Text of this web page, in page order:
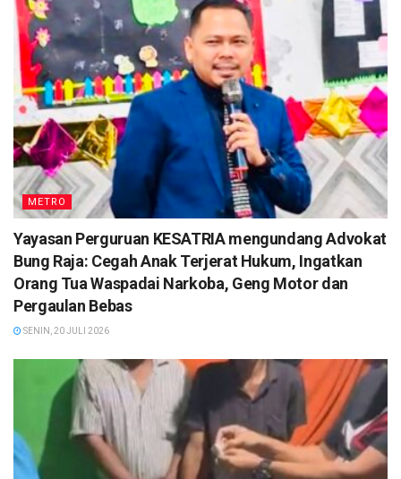
METRO
Yayasan Perguruan KESATRIA mengundang Advokat
Bung Raja: Cegah Anak Terjerat Hukum, Ingatkan
Orang Tua Waspadai Narkoba, Geng Motor dan
Pergaulan Bebas
SENIN, 20 JULI 2026